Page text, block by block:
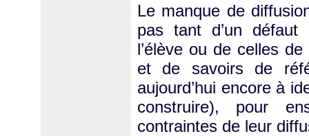
Le manque de
pas tant d’un défaut
l’élève ou de celles
et de savoirs de
aujourd’hui encore à
construire), pour
contraintes de leur